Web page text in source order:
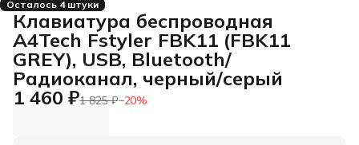
Осталось 4 штуки
Клавиатура беспроводная
A4Tech Fstyler FBK11 (FBK11
GREY), USB, Bluetooth/
Радиоканал, черный/серый
1 460 ₽1 825 ₽−20%